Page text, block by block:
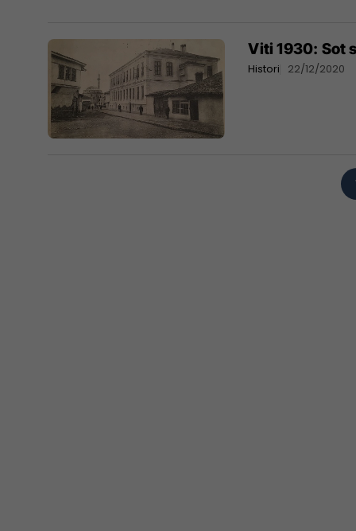
Viti 1930: Sot
Histori 22/12/2020